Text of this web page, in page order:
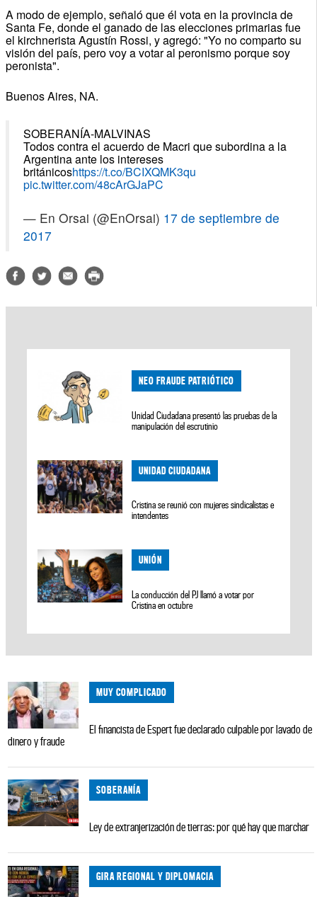
A modo de ejemplo, señaló que él vota en la provincia de
Santa Fe, donde el ganado de las elecciones primarias fue
el kirchnerista Agustín Rossi, y agregó: "Yo no comparto su
visión del país, pero voy a votar al peronismo porque soy
peronista".
Buenos Aires, NA.
SOBERANÍA-MALVINAS
Todos contra el acuerdo de Macri que subordina a la
Argentina ante los intereses
británicoshttps://t.co/BCIXQMK3qu
pic.twitter.com/48cArGJaPC
— En Orsai (@EnOrsai) 17 de septiembre de
2017
NEO FRAUDE PATRIÓTICO
Unidad Ciudadana presentó las pruebas de la
manipulación del escrutinio
UNIDAD CIUDADANA
Cristina se reunió con mujeres sindicalistas e
intendentes
UNIÓN
La conducción del PJ llamó a votar por
Cristina en octubre
MUY COMPLICADO
El financista de Espert fue declarado culpable por lavado de
dinero y fraude
SOBERANÍA
Ley de extranjerización de tierras: por qué hay que marchar
GIRA REGIONAL Y DIPLOMACIA